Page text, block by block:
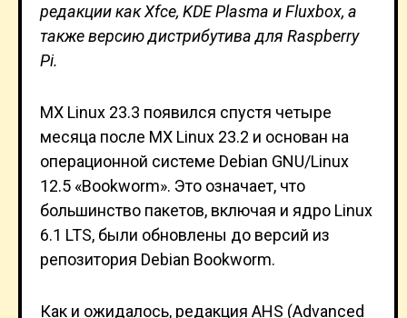
редакции как Xfce, KDE Plasma и Fluxbox, а
также версию дистрибутива для Raspberry
Pi.
MX Linux 23.3 появился спустя четыре
месяца после MX Linux 23.2 и основан на
операционной системе Debian GNU/Linux
12.5 «Bookworm». Это означает, что
большинство пакетов, включая и ядро Linux
6.1 LTS, были обновлены до версий из
репозитория Debian Bookworm.
Как и ожидалось, редакция AHS (Advanced